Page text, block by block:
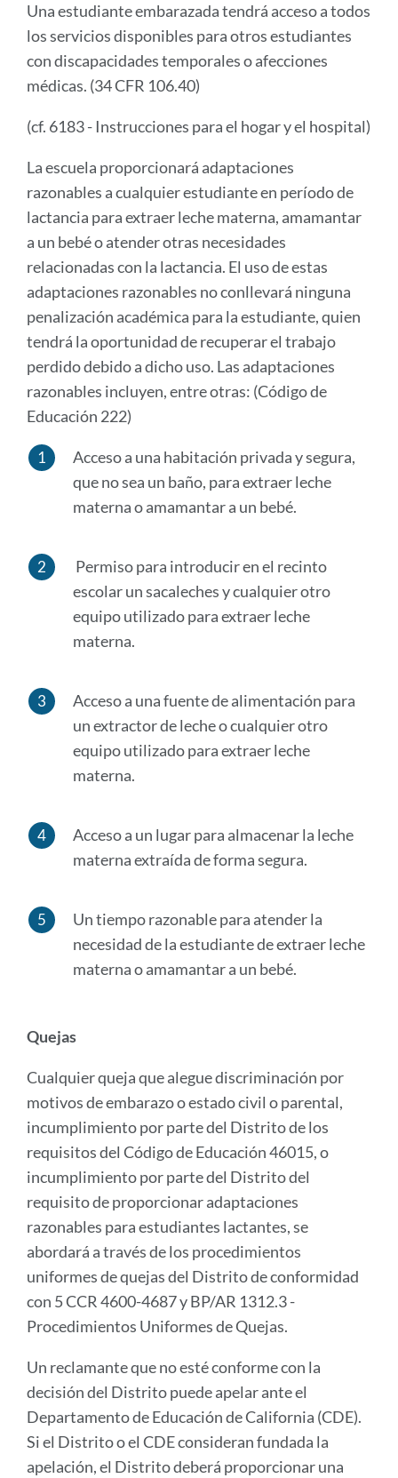
Una estudiante embarazada tendrá acceso a todos
los servicios disponibles para otros estudiantes
con discapacidades temporales o afecciones
médicas. (34 CFR 106.40)
(cf. 6183 - Instrucciones para el hogar y el hospital)
La escuela proporcionará adaptaciones
razonables a cualquier estudiante en período de
lactancia para extraer leche materna, amamantar
a un bebé o atender otras necesidades
relacionadas con la lactancia. El uso de estas
adaptaciones razonables no conllevará ninguna
penalización académica para la estudiante, quien
tendrá la oportunidad de recuperar el trabajo
perdido debido a dicho uso. Las adaptaciones
razonables incluyen, entre otras: (Código de
Educación 222)
Acceso a una habitación privada y segura,
que no sea un baño, para extraer leche
materna o amamantar a un bebé.
Permiso para introducir en el recinto
escolar un sacaleches y cualquier otro
equipo utilizado para extraer leche
materna.
Acceso a una fuente de alimentación para
un extractor de leche o cualquier otro
equipo utilizado para extraer leche
materna.
Acceso a un lugar para almacenar la leche
materna extraída de forma segura.
Un tiempo razonable para atender la
necesidad de la estudiante de extraer leche
materna o amamantar a un bebé.
Quejas
Cualquier queja que alegue discriminación por
motivos de embarazo o estado civil o parental,
incumplimiento por parte del Distrito de los
requisitos del Código de Educación 46015, o
incumplimiento por parte del Distrito del
requisito de proporcionar adaptaciones
razonables para estudiantes lactantes, se
abordará a través de los procedimientos
uniformes de quejas del Distrito de conformidad
con 5 CCR 4600-4687 y BP/AR 1312.3 -
Procedimientos Uniformes de Quejas.
Un reclamante que no esté conforme con la
decisión del Distrito puede apelar ante el
Departamento de Educación de California (CDE).
Si el Distrito o el CDE consideran fundada la
apelación, el Distrito deberá proporcionar una